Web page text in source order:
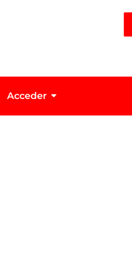
Acceder